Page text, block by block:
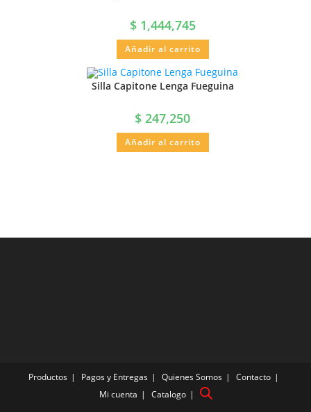
$1,444,745
Añadir al carrito
Silla Capitone Lenga Fueguina
$ 247,250
Añadir al carrito
Productos Pagos y Entregas Quienes Somos
Contacto
Mi cuenta
Catalogo